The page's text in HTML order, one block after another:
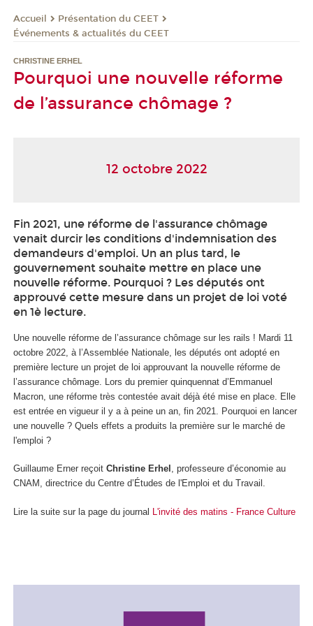
Accueil
Présentation du CEET
Événements & actualités du CEET
CHRISTINE ERHEL
Pourquoi une nouvelle réforme
de l’assurance chômage ?
12 octobre 2022
Fin 2021, une réforme de l'assurance chômage
venait durcir les conditions d'indemnisation des
demandeurs d'emploi. Un an plus tard, le
gouvernement souhaite mettre en place une
nouvelle réforme. Pourquoi ? Les députés ont
approuvé cette mesure dans un projet de loi voté
en 1è lecture.
Une nouvelle réforme de l’assurance chômage sur les rails ! Mardi 11
octobre 2022, à l’Assemblée Nationale, les députés ont adopté en
première lecture un projet de loi approuvant la nouvelle réforme de
l’assurance chômage. Lors du premier quinquennat d’Emmanuel
Macron, une réforme très contestée avait déjà été mise en place. Elle
est entrée en vigueur il y a à peine un an, fin 2021. Pourquoi en lancer
une nouvelle ? Quels effets a produits la première sur le marché de
l'emploi ?
Guillaume Erner reçoit Christine Erhel , professeure d’économie au
CNAM, directrice du Centre d’Études de l'Emploi et du Travail.
Lire la suite sur la page du journal L'invité des matins - France Culture